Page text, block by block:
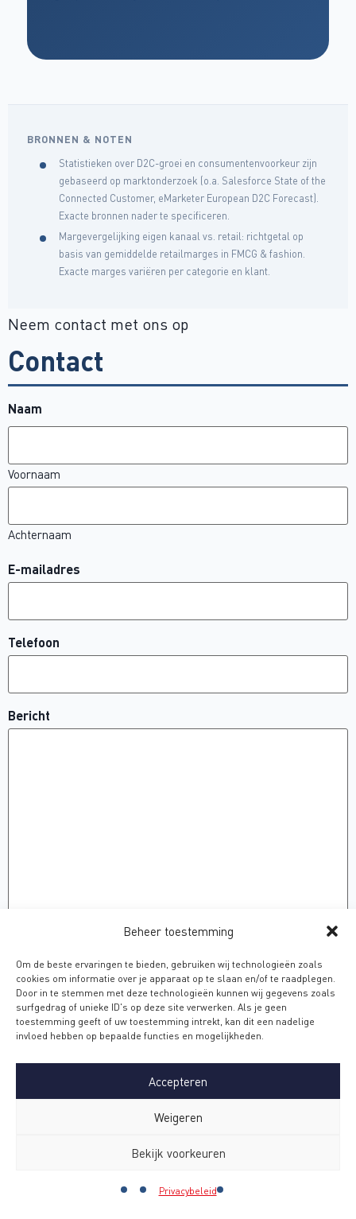
Beheer toestemming
Om de beste ervaringen te bieden, gebruiken wij technologieën zoals
cookies om informatie over je apparaat op te slaan en/of te raadplegen.
Door in te stemmen met deze technologieën kunnen wij gegevens zoals
surfgedrag of unieke ID's op deze site verwerken. Als je geen
toestemming geeft of uw toestemming intrekt, kan dit een nadelige
invloed hebben op bepaalde functies en mogelijkheden.
Accepteren
Weigeren
Bekijk voorkeuren
Privacybeleid
BRONNEN & NOTEN
Statistieken over D2C-groei en consumentenvoorkeur zijn
gebaseerd op marktonderzoek (o.a. Salesforce State of the
Connected Customer, eMarketer European D2C Forecast).
Exacte bronnen nader te specificeren.
Margevergelijking eigen kanaal vs. retail: richtgetal op
basis van gemiddelde retailmarges in FMCG & fashion.
Exacte marges variëren per categorie en klant.
Neem contact met ons op
Contact
Naam
Voornaam
Achternaam
E-mailadres
Telefoon
Bericht
CAPTCHA